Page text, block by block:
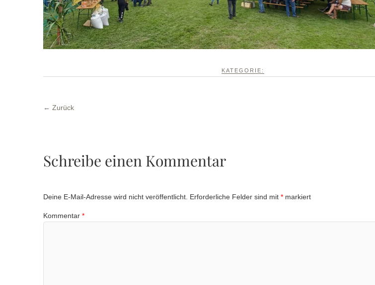
KATEGORIE:
← Zurück
Schreibe einen Kommentar
Deine E-Mail-Adresse wird nicht veröffentlicht. Erforderliche Felder sind mit * markiert
Kommentar *